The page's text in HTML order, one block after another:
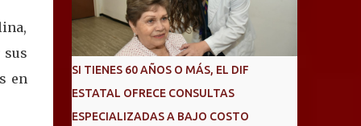
sus
en
SI TIENES 60 AÑOS O MÁS, EL DIF
ESTATAL OFRECE CONSULTAS
ESPECIALIZADAS A BAJO COSTO